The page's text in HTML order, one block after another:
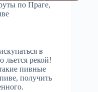
по Праге,
в
льется рекой!
пивные
получить